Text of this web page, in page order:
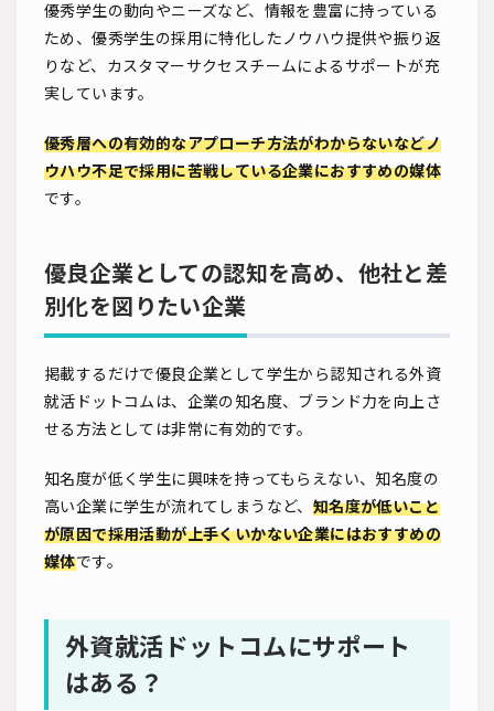
優秀学生の動向やニーズなど、情報を豊富に持っている
ため、優秀学生の採用に特化したノウハウ提供や振り返
りなど、カスタマーサクセスチームによるサポートが充
実しています。
優秀層への有効的なアプローチ方法がわからないなどノ
ウハウ不足で採用に苦戦している企業におすすめの媒体
です。
優良企業としての認知を高め、他社と差
別化を図りたい企業
掲載するだけで優良企業として学生から認知される外資
就活ドットコムは、企業の知名度、ブランド力を向上さ
せる方法としては非常に有効的です。
知名度が低く学生に興味を持ってもらえない、知名度の
高い企業に学生が流れてしまうなど、 知名度が低いこと
が原因で採用活動が上手くいかない企業にはおすすめの
媒体です。
外資就活ドットコムにサポート
はある？